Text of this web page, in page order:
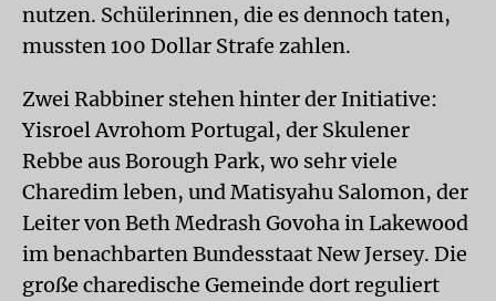
nutzen. Schülerinnen, die es dennoch taten,
mussten 100 Dollar Strafe zahlen.
Zwei Rabbiner stehen hinter der Initiative:
Yisroel Avrohom Portugal, der Skulener
Rebbe aus Borough Park, wo sehr viele
Charedim leben, und Matisyahu Salomon, der
Leiter von Beth Medrash Govoha in Lakewood
im benachbarten Bundesstaat New Jersey. Die
große charedische Gemeinde dort reguliert